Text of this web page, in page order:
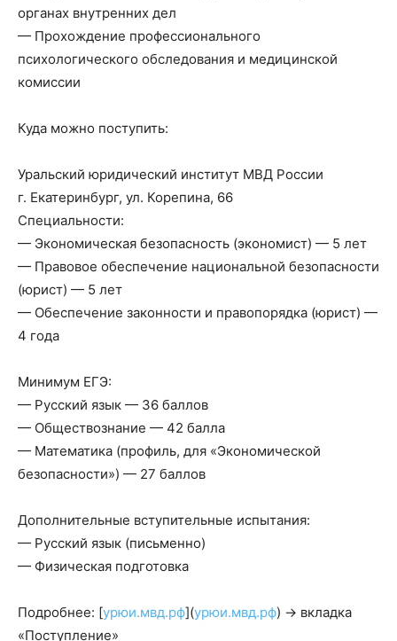
органах внутренних дел
— Прохождение профессионального
психологического обследования и медицинской
комиссии
Куда можно поступить:
Уральский юридический институт МВД России
г. Екатеринбург, ул. Корепина, 66
Специальности:
— Экономическая безопасность (экономист) — 5 лет
— Правовое обеспечение национальной безопасности
(юрист) — 5 лет
— Обеспечение законности и правопорядка (юрист) —
4 года
Минимум ЕГЭ:
— Русский язык — 36 баллов
— Обществознание — 42 балла
— Математика (профиль, для «Экономической
безопасности») — 27 баллов
Дополнительные вступительные испытания:
— Русский язык (письменно)
— Физическая подготовка
Подробнее: [урюи.мвд.рф](урюи.мвд.рф) → вкладка
«Поступление»